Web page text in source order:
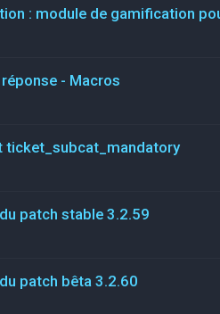
: module de gamification
- Macros
ticket_subcat_mandatory
patch stable 3.2.59
patch bêta 3.2.60